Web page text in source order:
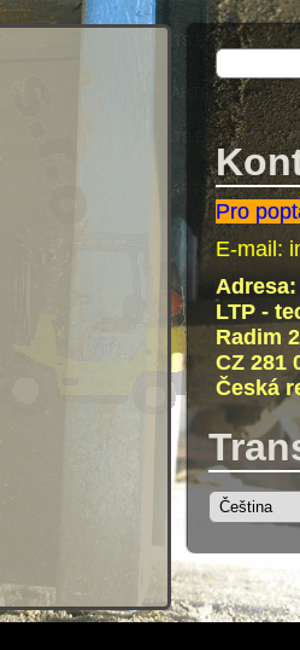
Pro
E-mail:
Adresa:
LTP -
Radim
CZ 281
Česká